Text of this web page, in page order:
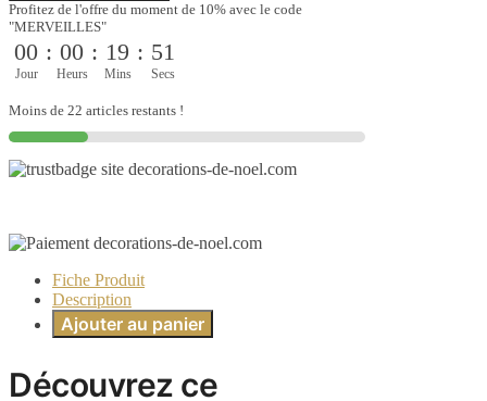
Profitez de l'offre du moment de 10% avec le code
"MERVEILLES"
00
Jour
: 00
Heurs
: 19
Mins
: 50
Secs
Moins de 22 articles restants !
Fiche Produit
Description
Ajouter au panier
Découvrez ce